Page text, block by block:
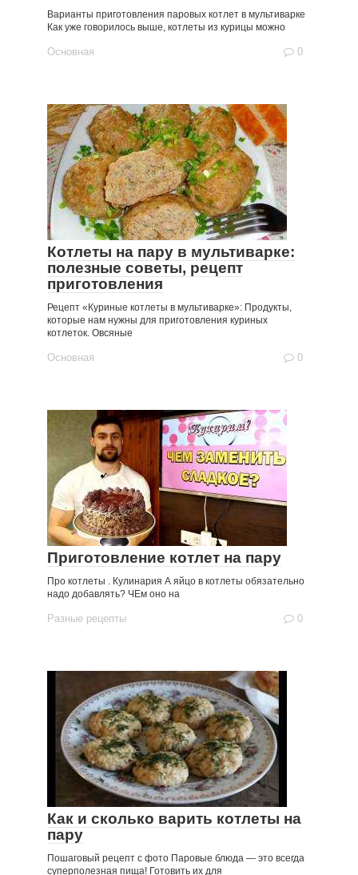
Варианты приготовления паровых котлет в мультиварке
Как уже говорилось выше, котлеты из курицы можно
Основная 0
Котлеты на пару в мультиварке:
полезные советы, рецепт
приготовления
Рецепт «Куриные котлеты в мультиварке»: Продукты,
которые нам нужны для приготовления куриных
котлеток. Овсяные
Основная 0
Приготовление котлет на пару
Про котлеты . Кулинария А яйцо в котлеты обязательно
надо добавлять? ЧЕм оно на
Разные рецепты 0
Как и сколько варить котлеты на
пару
Пошаговый рецепт с фото Паровые блюда — это всегда
суперполезная пища! Готовить их для